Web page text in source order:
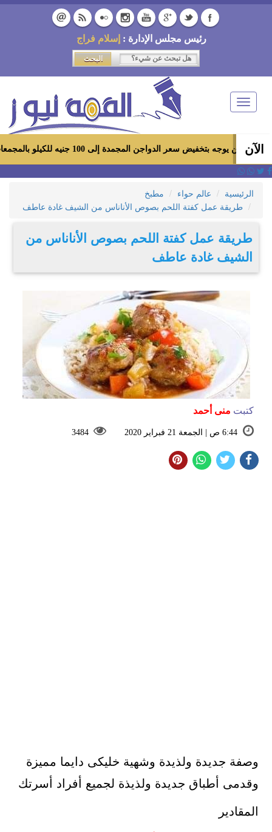
رئيس مجلس الإدارة : إسلام فراج
Toggle
navigation
الآن
سعر الدواجن المجمدة إلى 100 جنيه للكيلو بالمجمعات الاستهلاكية ومعارض «أهلاً رمضان»
الرئيسية عالم حواء
مطبخ
طريقة عمل كفتة اللحم بصوص الأناناس من الشيف غادة عاطف
طريقة عمل كفتة اللحم بصوص الأناناس من
الشيف غادة عاطف
كتبت منى أحمد
6:44 ص | الجمعة 21 فبراير 2020 3484
وصفة جديدة ولذيدة وشهية خليكى دايما مميزة
وقدمى أطباق جديدة ولذيذة لجميع أفراد أسرتك
المقادير